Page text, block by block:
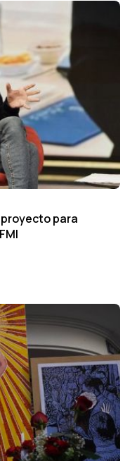
para